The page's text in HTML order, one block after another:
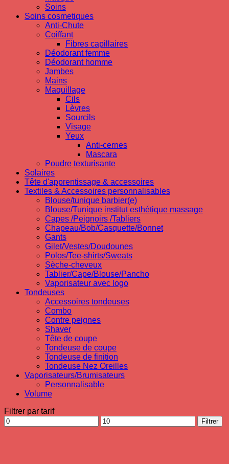
Soins
Soins cosmetiques
Anti-Chute
Coiffant
Fibres capillaires
Déodorant femme
Déodorant homme
Jambes
Mains
Maquillage
Cils
Lèvres
Sourcils
Visage
Yeux
Anti-cernes
Mascara
Poudre texturisante
Solaires
Tête d'apprentissage & accessoires
Textiles & Accessoires personnalisables
Blouse/tunique barbier(e)
Blouse/Tunique institut esthétique massage
Capes /Peignoirs /Tabliers
Chapeau/Bob/Casquette/Bonnet
Gants
Gilet/Vestes/Doudounes
Polos/Tee-shirts/Sweats
Sèche-cheveux
Tablier/Cape/Blouse/Pancho
Vaporisateur avec logo
Tondeuses
Accessoires tondeuses
Combo
Contre peignes
Shaver
Tête de coupe
Tondeuse de coupe
Tondeuse de finition
Tondeuse Nez Oreilles
Vaporisateurs/Brumisateurs
Personnalisable
Volume
Filtrer par tarif
Prix
min
Prix
max
Filtrer